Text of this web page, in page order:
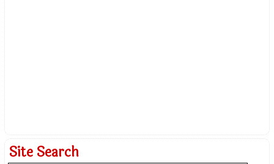
Site Search